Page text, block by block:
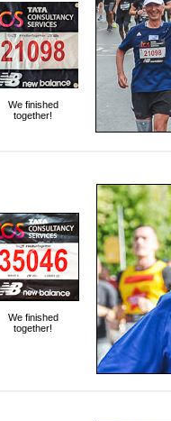
We finished
together!
We finished
together!